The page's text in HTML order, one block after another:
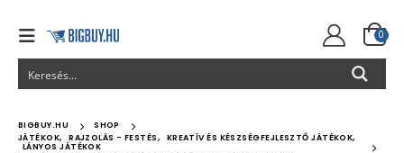
0
BIGBUY.HU
SHOP
JÁTÉKOK, RAJZOLÁS - FESTÉS, KREATÍV ÉS KÉSZSÉGFEJLESZTŐ JÁTÉKOK,
LÁNYOS JÁTÉKOK